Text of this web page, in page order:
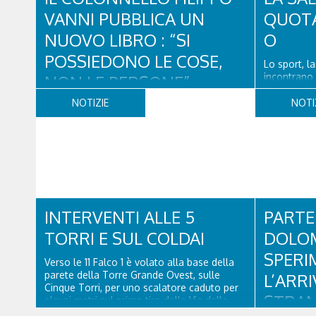
pubblico, sta per entrare in una...
VANNI PUBBLICA UN
NUOVO LIBRO : “SI
POSSIEDONO LE COSE,
NON LE PERSONE”.
Filippo Vanni, Colonnello dei Carabinieri,
comandante della Compagnia Carabinieri di
O
Lo sport,
incontrano
puntata
Operativo
Cortina,
NOTIZIE
INTERVENTI ALLE 5
TORRI E SUL COLDAI
Verso le 11 Falco 1 è volato alla base della
parete della Torre Grande Ovest, sulle
Cinque Torri, per uno scalatore caduto per
alcuni metri sul primo tiro della Via delle